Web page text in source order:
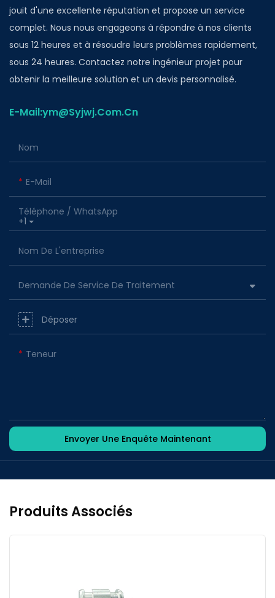
jouit d'une excellente réputation et propose un service
complet. Nous nous engageons à répondre à nos clients
sous 12 heures et à résoudre leurs problèmes rapidement,
sous 24 heures. Contactez notre ingénieur projet pour
obtenir la meilleure solution et un devis personnalisé.
E-Mail:ym@Syjwj.Com.Cn
Nom
E-Mail
+1
Téléphone / WhatsApp
Nom De L'entreprise
Demande De Service De Traitement
Déposer
Teneur
Envoyer Une Enquête Maintenant
Produits Associés